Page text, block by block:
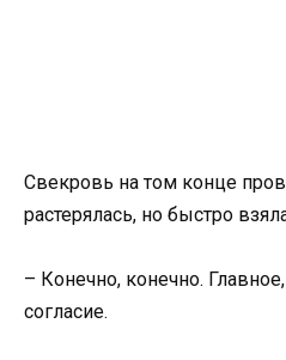
Свекровь на том конце
растерялась, но быстро
– Конечно, конечно.
согласие.